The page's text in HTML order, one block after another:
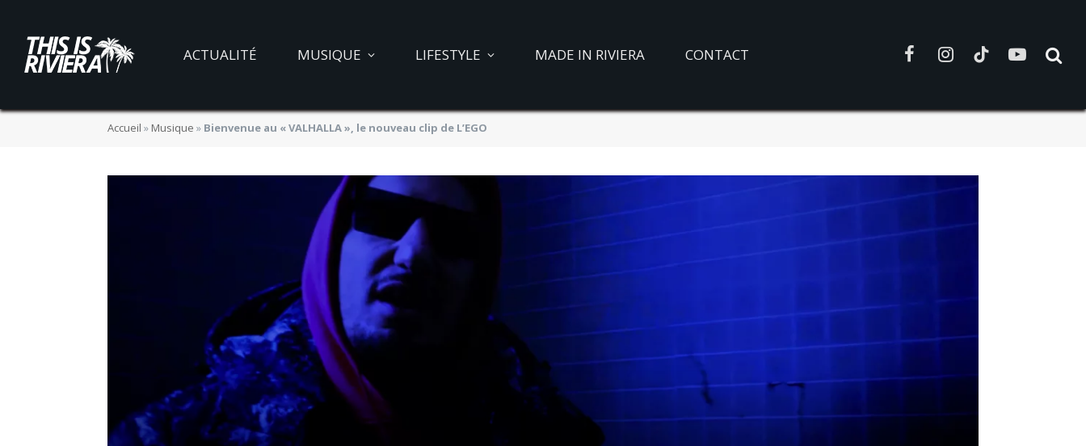
ACTUALITÉ MUSIQUE LIFESTYLE MADE IN RIVIERA CONTACT FacebookInstagramTikTokYouTube
Accueil » Musique » Bienvenue au « VALHALLA », le nouveau clip de L’EGO